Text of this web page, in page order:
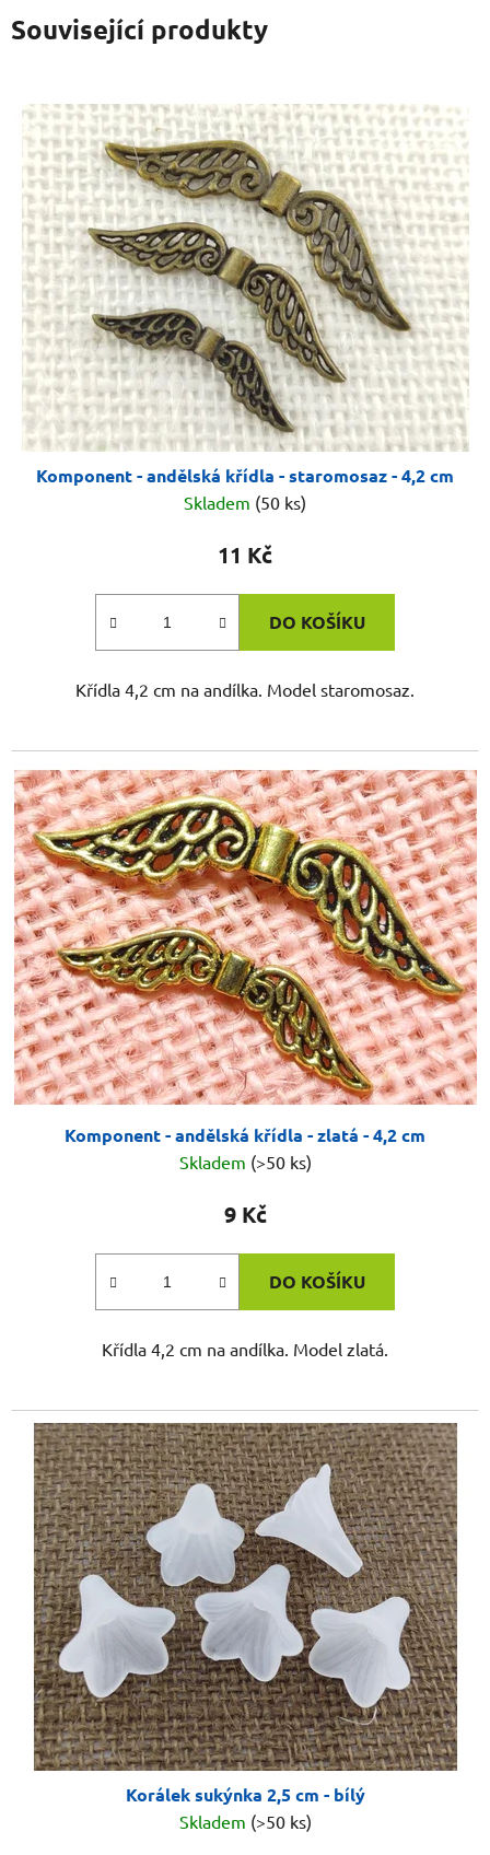
Související produkty
Komponent - andělská křídla - staromosaz - 4,2 cm
Skladem (50 ks)
11 Kč
DO KOŠÍKU
Křídla 4,2 cm na andílka. Model staromosaz.
Komponent - andělská křídla - zlatá - 4,2 cm
Skladem (>50 ks)
9 Kč
DO KOŠÍKU
Křídla 4,2 cm na andílka. Model zlatá.
Korálek sukýnka 2,5 cm - bílý
Skladem (>50 ks)